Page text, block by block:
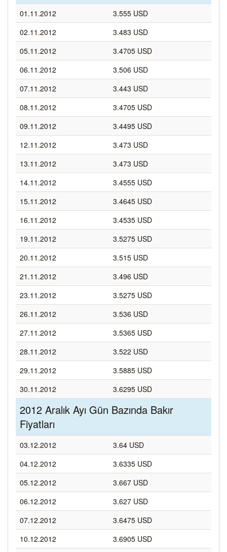
01.11.2012
3.555 USD
02.11.2012
3.483 USD
05.11.2012
3.4705 USD
06.11.2012
3.506 USD
07.11.2012
3.443 USD
08.11.2012
3.4705 USD
09.11.2012
3.4495 USD
12.11.2012
3.473 USD
13.11.2012
3.473 USD
14.11.2012
3.4555 USD
15.11.2012
3.4645 USD
16.11.2012
3.4535 USD
19.11.2012
3.5275 USD
20.11.2012
3.515 USD
21.11.2012
3.496 USD
23.11.2012
3.5275 USD
26.11.2012
3.536 USD
27.11.2012
3.5365 USD
28.11.2012
3.522 USD
29.11.2012
3.5885 USD
30.11.2012
3.6295 USD
2012 Aralık Ayı Gün Bazında Bakır
Fiyatları
03.12.2012
3.64 USD
04.12.2012
3.6335 USD
05.12.2012
3.667 USD
06.12.2012
3.627 USD
07.12.2012
3.6475 USD
10.12.2012
3.6905 USD